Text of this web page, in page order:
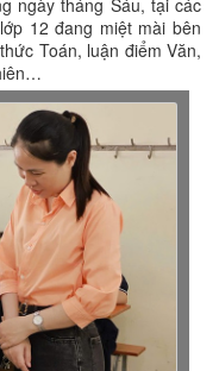
ngày tháng Sáu, tại các
12 đang miệt mài bên
Toán, luận điểm Văn,